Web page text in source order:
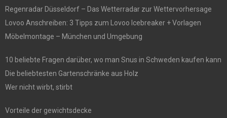
Regenradar Düsseldorf – Das Wetterradar zur Wettervorhersage
Lovoo Anschreiben: 3 Tipps zum Lovoo Icebreaker + Vorlagen
Möbelmontage – München und Umgebung
10 beliebte Fragen darüber, wo man Snus in Schweden kaufen kann
Die beliebtesten Gartenschränke aus Holz
Wer nicht wirbt, stirbt
Vorteile der gewichtsdecke